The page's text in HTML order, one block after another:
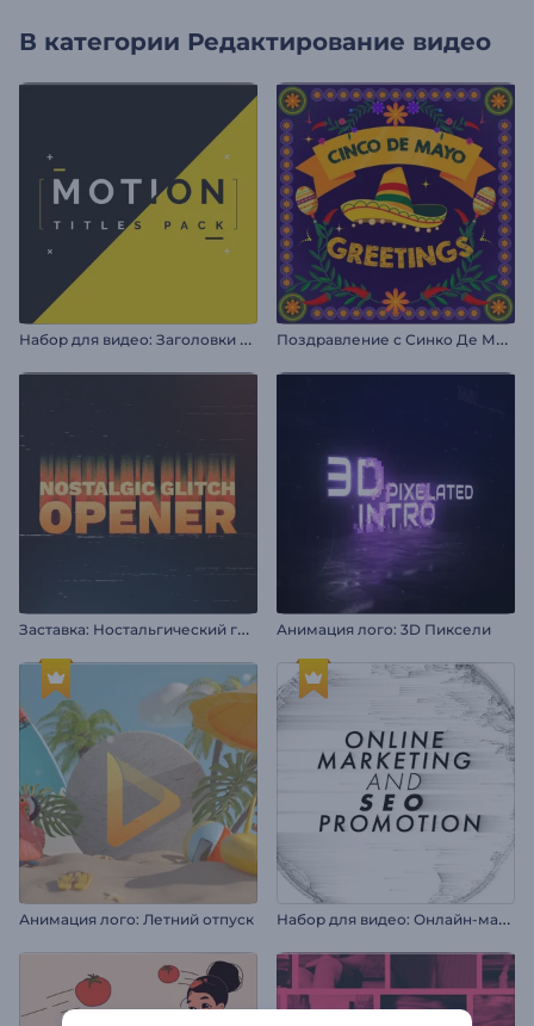
В категории Редактирование видео
Н
абор для видео: Заголовки в движении П
оздравление с Синко Де Майо
З
аставка: Ностальгический глитч Анимация лого: 3D Пиксели
Анимация лого: Летний отпуск Н
абор для видео: Онлайн-маркетинг и SEO